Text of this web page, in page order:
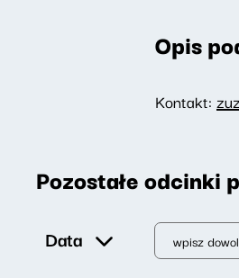
Opis
Kontakt:
Pozostałe odcinki
Data